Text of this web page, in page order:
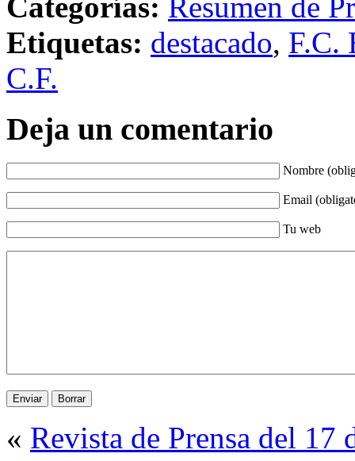
Etiquetas: destacado, F.C.
C.F.
Deja un comentario
Nombre
Email
Tu web
« Revista de Prensa del 17